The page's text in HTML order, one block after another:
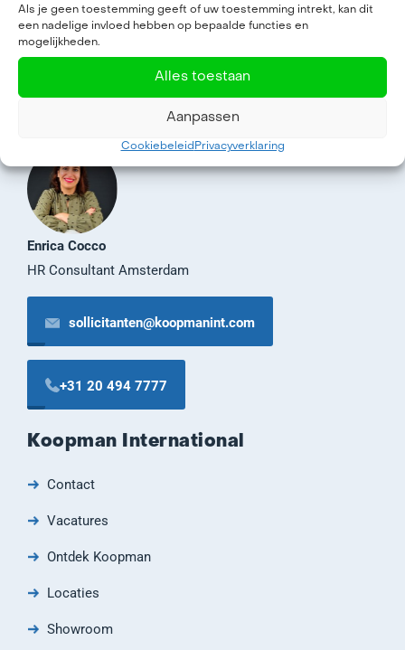
Als je geen toestemming geeft of uw toestemming intrekt, kan dit
een nadelige invloed hebben op bepaalde functies en
mogelijkheden.
Alles toestaan
Aanpassen
Cookiebeleid Privacyverklaring
Vragen over werken bij
Enrica Cocco
HR Consultant Amsterdam
sollicitanten@koopmanint.com
+31 20 494 7777
Koopman International
Contact
Vacatures
Ontdek Koopman
Locaties
Showroom